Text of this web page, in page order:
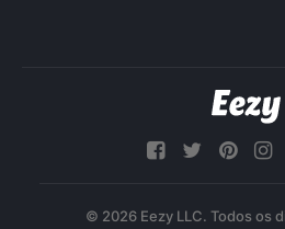
© 2026 Eezy LLC. Todos os